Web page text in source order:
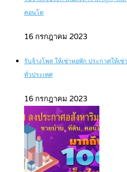
คอนโด
16 กรกฎาคม 2023
รับจ้างโพส ให้เช่าหอพัก ประกาศให้เ
ทั่วประเทศ
16 กรกฎาคม 2023